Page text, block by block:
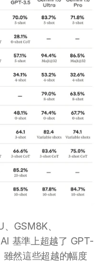
GSM8K、
基準上超越了 GPT-
雖然這些超越的幅度